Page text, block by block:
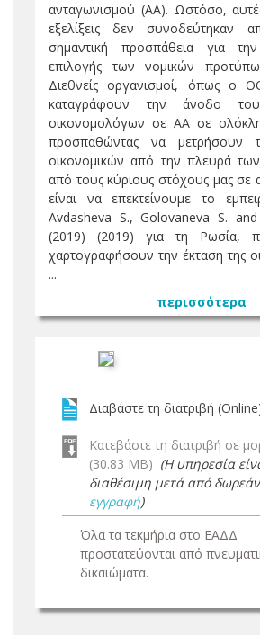
ανταγωνισμού (AA). Ωστόσο,
εξελίξεις δεν συνοδεύτηκαν
σημαντική προσπάθεια για
επιλογής των νομικών
Διεθνείς οργανισμοί, όπως ο
καταγράφουν την άνοδο
οικονομολόγων σε ΑΑ σε
προσπαθώντας να μετρήσουν
οικονομικών από την πλευρά
από τους κύριους στόχους μας σε
είναι να επεκτείνουμε το
Avdasheva S., Golovaneva S.
(2019) (2019) για τη Ρωσία,
χαρτογραφήσουν την έκταση της
...
περισσότερα
Διαβάστε τη διατριβή
Κατεβάστε τη διατριβή σε
(30.83 MB) (Η υπηρεσία
διαθέσιμη μετά από δωρεάν
εγγραφή)
Όλα τα τεκμήρια στο ΕΑΔΔ
προστατεύονται από
δικαιώματα.